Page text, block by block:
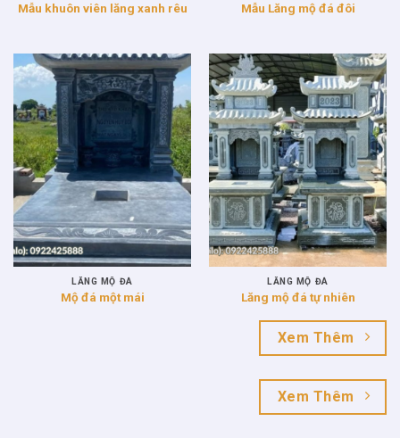
Mẫu khuôn viên lăng xanh rêu Mẫu Lăng mộ đá đôi
LĂNG MỘ ĐÁ
Mộ đá một mái
LĂNG MỘ ĐÁ
Lăng mộ đá tự nhiên
Xem Thêm
Xem Thêm